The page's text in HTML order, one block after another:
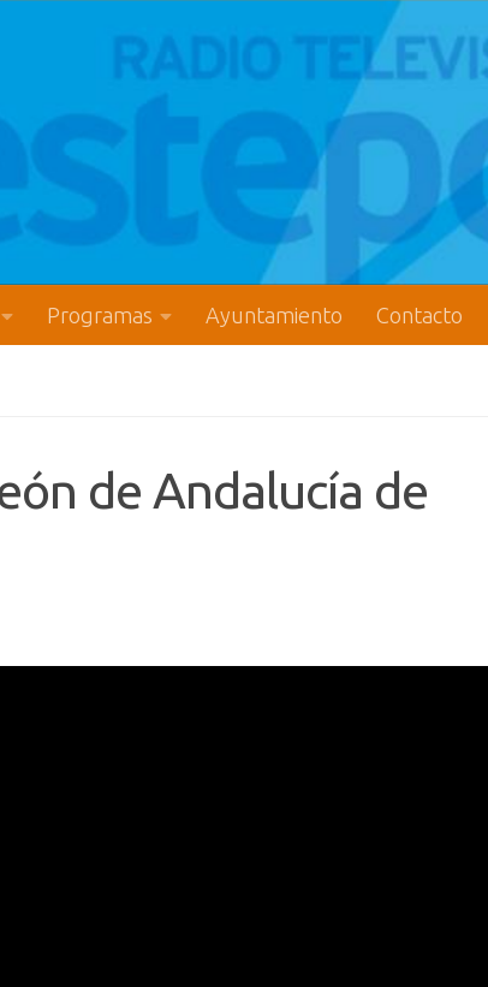
Programas Ayuntamiento Contacto
de Andalucía de